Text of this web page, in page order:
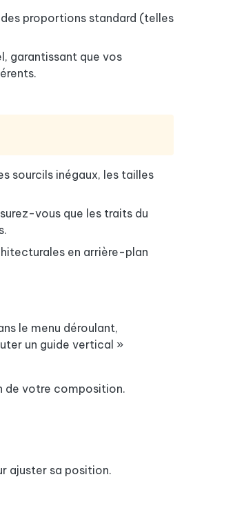
proportions standard (telles
garantissant que vos
sourcils inégaux, les tailles
vous que les traits du
en arrière-plan
le menu déroulant,
un guide vertical »
de votre composition.
ajuster sa position.